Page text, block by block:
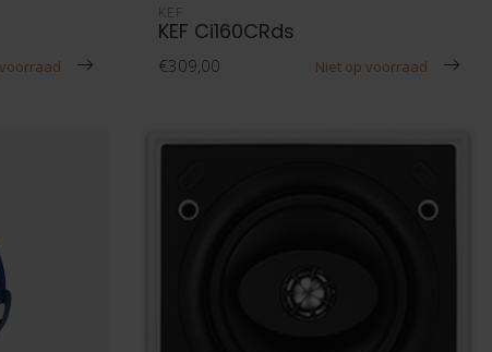
KEF
KEF Ci160CRds
€309,00 Niet op voorraad